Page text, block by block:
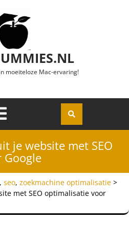
moeiteloze Mac-ervaring!
Openen
je website met SEO
, seo, zoekmachine optimalisatie >
met SEO optimalisatie voor